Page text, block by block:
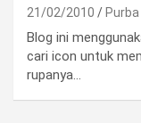
21/02/2010
Blog ini
cari icon untuk
rupanya…